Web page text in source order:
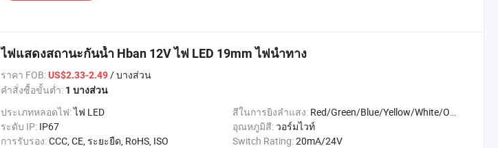
ไฟแสดงสถานะกันน้ำ Hban 12V ไฟ LED 19mm ไฟนำทาง
ราคา FOB:US$2.33-2.49/ บางส่วน
คำสั่งซื้อขั้นต่ำ: 1 บางส่วน
ประเภทหลอดไฟ:ไฟ LED สีในการยิงลำแสง: Red/Green/Blue/Yellow/White/Orange
ระดับ IP: IP67 อุณหภูมิสี: วอร์มไวท์
การรับรอง:CCC, CE, ระยะยืด, RoHS, ISO Switch Rating:20mA/24V